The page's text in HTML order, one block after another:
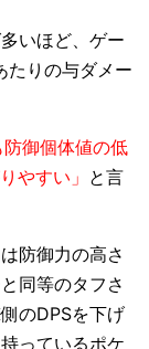
いほど、ゲー
たりの与ダメー
防御個体値の低
やすい」 と言
防御力の高さ
同等のタフさ
のDPSを下げ
っているポケ